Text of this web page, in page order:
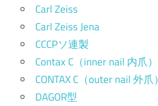
Carl Zeiss
Carl Zeiss Jena
CCCPソ連製
Contax C（inner nail 内爪）
CONTAX C（outer nail 外爪）
DAGOR型